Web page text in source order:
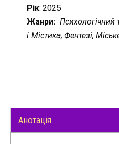
Рік: 2025
Жанри: Психологічний
і Містика, Фентезі,
Анотація